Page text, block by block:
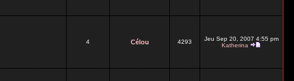
4 Célou 4293
Jeu Sep 20, 2007 4:55 pm
Katherina